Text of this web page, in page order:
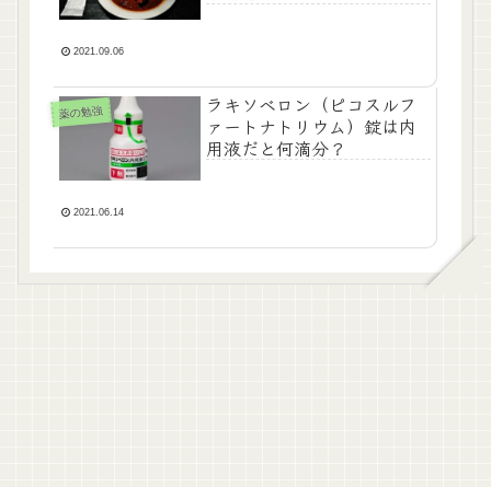
2021.09.06
薬の勉強
ラキソベロン（ピコスルフ
ァートナトリウム）錠は内
用液だと何滴分？
2021.06.14